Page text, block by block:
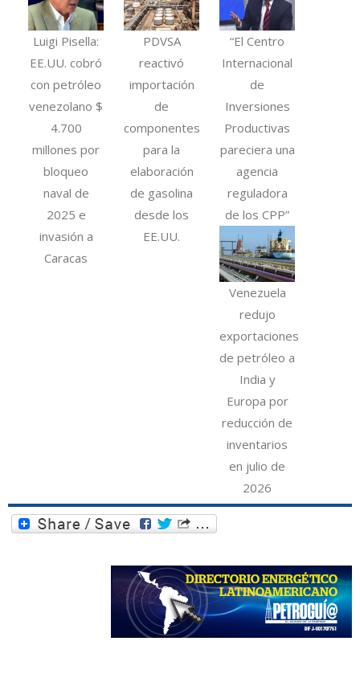
Luigi Pisella:
EE.UU. cobró
con petróleo
venezolano $
4.700
millones por
bloqueo
naval de
2025 e
invasión a
Caracas
PDVSA
reactivó
importación
de
componentes
para la
elaboración
de gasolina
desde los
EE.UU.
“El Centro
Internacional
de
Inversiones
Productivas
pareciera una
agencia
reguladora
de los CPP”
Venezuela
redujo
exportaciones
de petróleo a
India y
Europa por
reducción de
inventarios
en julio de
2026